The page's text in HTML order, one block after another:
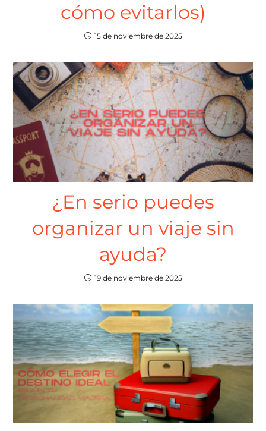
cómo evitarlos)
15 de noviembre de 2025
¿En serio puedes
organizar un viaje sin
ayuda?
19 de noviembre de 2025